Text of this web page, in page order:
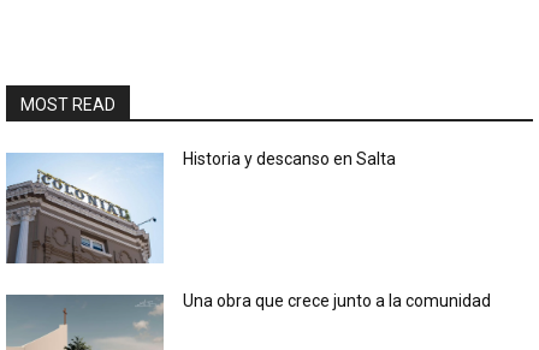
MOST READ
Historia y descanso en Salta
Una obra que crece junto a la comunidad